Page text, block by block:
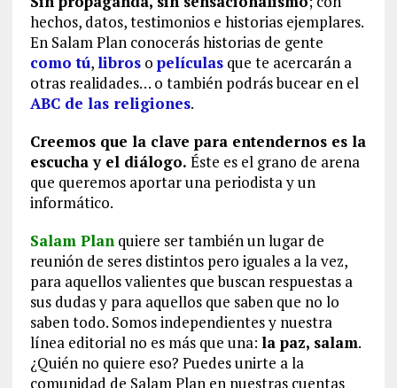
hechos, datos, testimonios e historias ejemplares.
En Salam Plan conocerás historias de gente
como tú,libroso películasque te acercarán a
otras realidades… o también podrás bucear en el
ABC de las religiones.
Creemos que la clave para entendernos es la
escucha y el diálogo. Éste es el grano de arena
que queremos aportar una periodista y un
informático.
Salam Planquiere ser también un lugar de
reunión de seres distintos pero iguales a la vez,
para aquellos valientes que buscan respuestas a
sus dudas y para aquellos que saben que no lo
saben todo. Somos independientes y nuestra
línea editorial no es más que una: la paz, salam.
¿Quién no quiere eso? Puedes unirte a la
comunidad de Salam Plan en nuestras cuentas